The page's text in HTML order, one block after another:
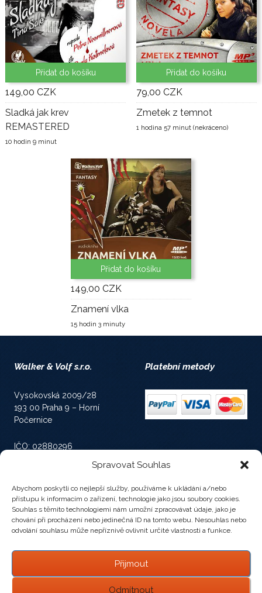
Spravovat Souhlas
Abychom poskytli co nejlepší služby, používáme k ukládání a/nebo
přístupu k informacím o zařízení, technologie jako jsou soubory cookies.
Souhlas s těmito technologiemi nám umožní zpracovávat údaje, jako je
chování při procházení nebo jedinečná ID na tomto webu. Nesouhlas nebo
odvolání souhlasu může nepříznivě ovlivnit určité vlastnosti a funkce.
Přijmout
Odmítnout
Přidat do košíku
149,00 CZK
Sladká jak krev
REMASTERED
10 hodin 9 minut
Přidat do košíku
79,00 CZK
Zmetek z temnot
1 hodina 57 minut (nekráceno)
Přidat do košíku
149,00 CZK
Znamení vlka
15 hodin 3 minuty
Walker & Volf s.r.o.
Vysokovská 2009/28
193 00 Praha 9 – Horní
Počernice
IČO: 02880296
Spisová značka: C 224798
vedená u Městského
soudu v Praze
Platební metody
Socializujeme se